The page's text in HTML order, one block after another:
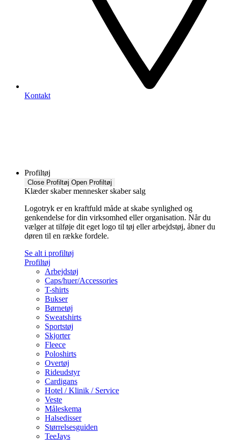
Kontakt
Profiltøj
Close Profiltøj Open Profiltøj
Klæder skaber mennesker skaber salg
Logotryk er en kraftfuld måde at skabe synlighed og
genkendelse for din virksomhed eller organisation. Når du
vælger at tilføje dit eget logo til tøj eller arbejdstøj, åbner du
døren til en række fordele.
Se alt i profiltøj
Profiltøj
Arbejdstøj
Caps/huer/Accessories
T-shirts
Bukser
Børnetøj
Sweatshirts
Sportstøj
Skjorter
Fleece
Poloshirts
Overtøj
Rideudstyr
Cardigans
Hotel / Klinik / Service
Veste
Måleskema
Halsedisser
Størrelsesguiden
TeeJays